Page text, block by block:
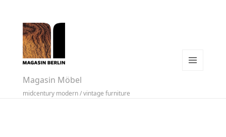
Magasin Möbel
midcentury modern / vintage furniture